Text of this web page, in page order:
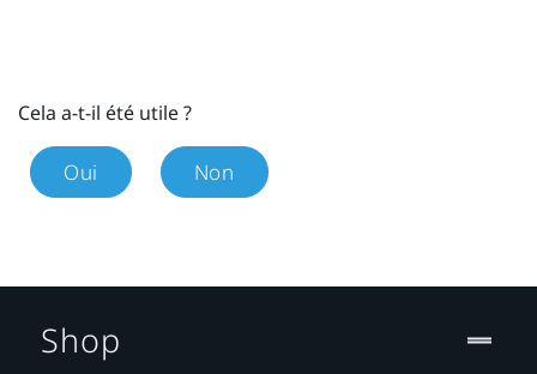
Cela a-t-il été utile ?
Oui Non
Shop